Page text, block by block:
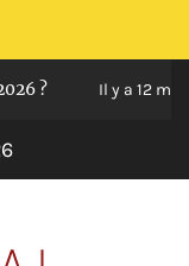
Il y a 12 mois Les